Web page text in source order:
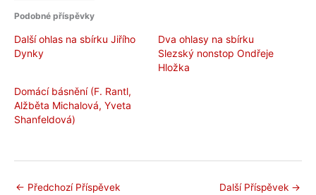
Podobné příspěvky
Další ohlas na sbírku Jiřího
Dynky
Dva ohlasy na sbírku
Slezský nonstop Ondřeje
Hložka
Domácí básnění (F. Rantl,
Alžběta Michalová, Yveta
Shanfeldová)
← Předchozí Příspěvek Další Příspěvek →